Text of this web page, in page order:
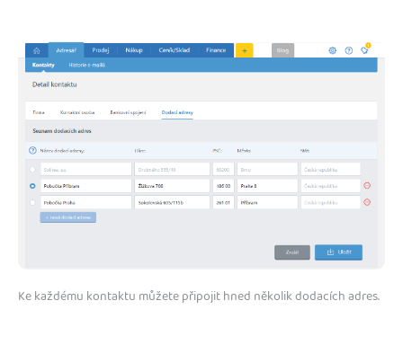
Ke každému kontaktu můžete připojit hned několik dodacích adres.